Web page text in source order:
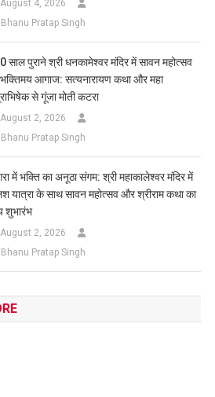
August 4, 2026
Bhanu Pratap Singh
साल पुराने श्री धनकामेश्वर मंदिर में सावन महोत्सव
आगाज: सत्यनारायण कथा और महा
से गूंजा मोती कटरा
August 2, 2026
Bhanu Pratap Singh
में भक्ति का अनूठा संगम: श्री महाकालेश्वर मंदिर में
यात्रा के साथ सावन महोत्सव और श्रीराम कथा का
शुभारंभ
August 2, 2026
Bhanu Pratap Singh